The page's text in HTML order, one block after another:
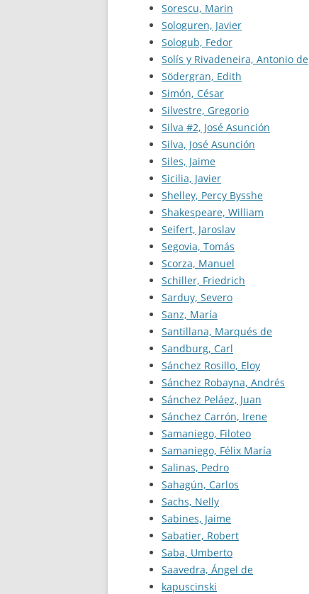
Sorescu, Marin
Sologuren, Javier
Sologub, Fedor
Solís y Rivadeneira, Antonio de
Södergran, Edith
Simón, César
Silvestre, Gregorio
Silva #2, José Asunción
Silva, José Asunción
Siles, Jaime
Sicilia, Javier
Shelley, Percy Bysshe
Shakespeare, William
Seifert, Jaroslav
Segovia, Tomás
Scorza, Manuel
Schiller, Friedrich
Sarduy, Severo
Sanz, María
Santillana, Marqués de
Sandburg, Carl
Sánchez Rosillo, Eloy
Sánchez Robayna, Andrés
Sánchez Peláez, Juan
Sánchez Carrón, Irene
Samaniego, Filoteo
Samaniego, Félix María
Salinas, Pedro
Sahagún, Carlos
Sachs, Nelly
Sabines, Jaime
Sabatier, Robert
Saba, Umberto
Saavedra, Ángel de
kapuscinski